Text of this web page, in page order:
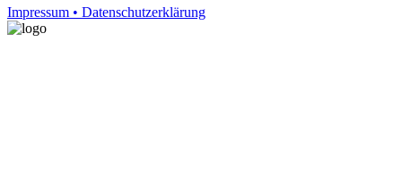
Impressum • Datenschutzerklärung